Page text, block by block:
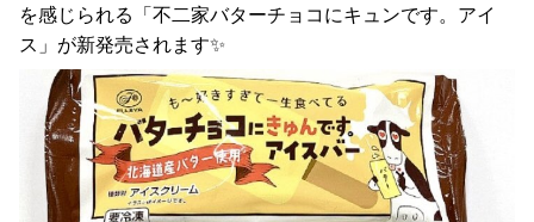
を感じられる「不二家バターチョコにキュンです。アイ
ス」が新発売されます✨